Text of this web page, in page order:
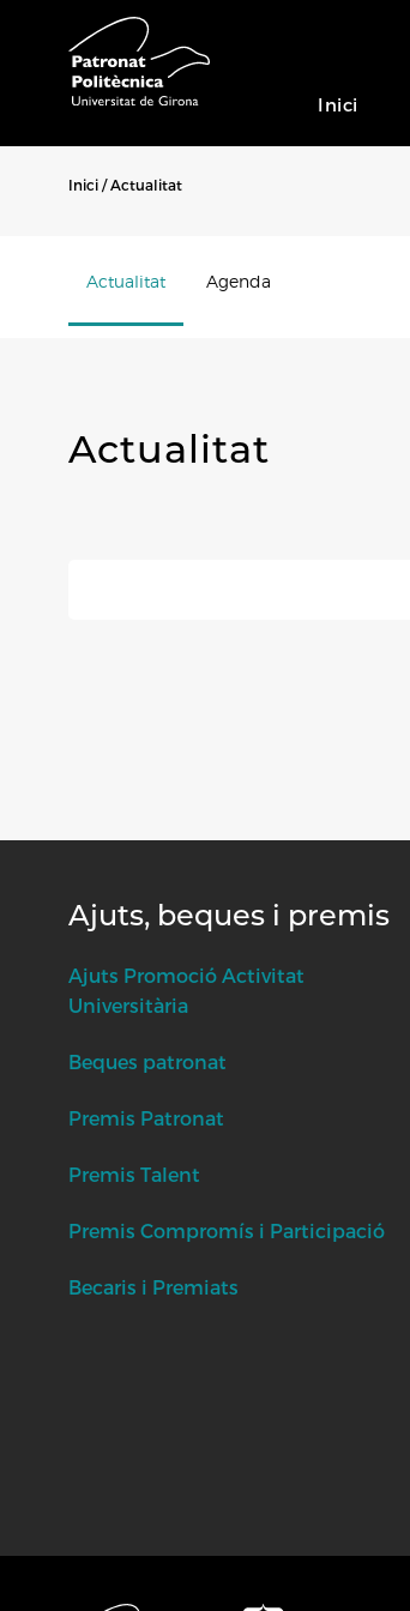
Inici
Inici Actualitat
Actualitat Agenda
Actualitat
Ajuts, beques i premis
Ajuts Promoció Activitat
Universitària
Beques patronat
Premis Patronat
Premis Talent
Premis Compromís i Participació
Becaris i Premiats